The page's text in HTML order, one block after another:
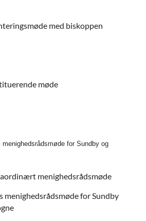
med biskoppen
møde
for Sundby og
menighedsrådsmøde
menighedsrådsmøde for Sundby